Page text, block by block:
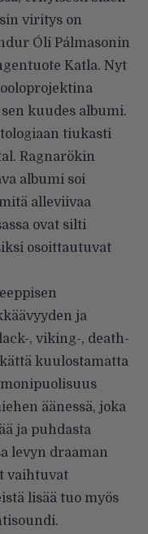
viritys on
Óli Pálmasonin
Katla. Nyt
kuudes albumi.
tiukasti
Ragnarökin
albumi soi
alleviivaa
ovat silti
osoittautuvat
ja
, viking-, death-
kuulostamatta
äänessä, joka
ja puhdasta
levyn draaman
vaihtuvat
lisää tuo myös